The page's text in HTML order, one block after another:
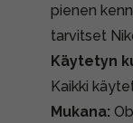
pienen
tarvitset
Käytetyn
Kaikki
Mukana: